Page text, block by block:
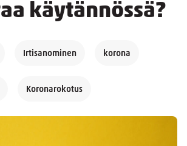
käytännössä?
Irtisanominen korona
Koronarokotus